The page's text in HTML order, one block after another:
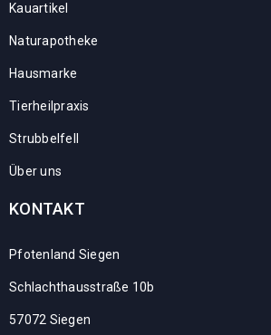
Kauartikel
Naturapotheke
Hausmarke
Tierheilpraxis
Strubbelfell
Über uns
KONTAKT
Pfotenland Siegen
Schlachthausstraße 10b
57072 Siegen